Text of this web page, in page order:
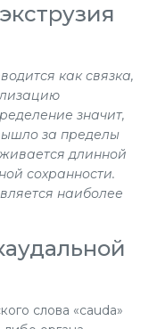
как связка,
значит,
за пределы
длинной
сохранности.
наиболее
слова «cauda»